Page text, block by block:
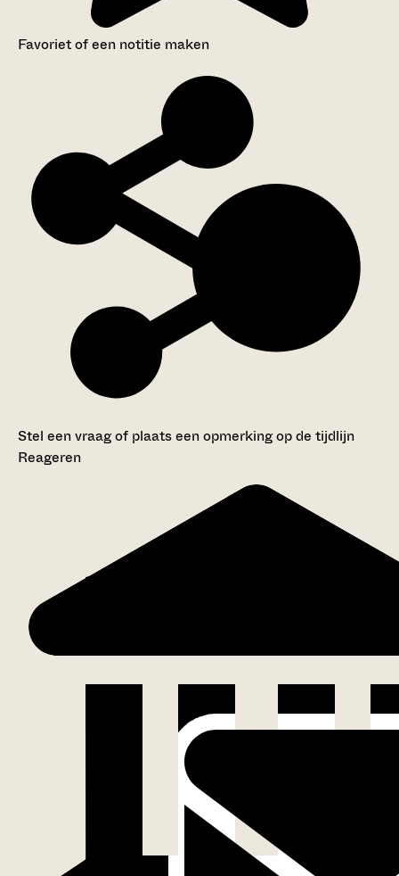
Favoriet of een notitie maken
Stel een vraag of plaats een opmerking op de tijdlijn
Reageren